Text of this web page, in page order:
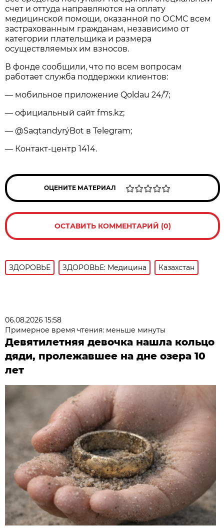
счет и оттуда направляются на оплату
медицинской помощи, оказанной по ОСМС всем
застрахованным гражданам, независимо от
категории плательщика и размера
осуществляемых им взносов.
В фонде сообщили, что по всем вопросам
работает служба поддержки клиентов:
— мобильное приложение Qoldau 24/7;
— официальный сайт fms.kz;
— @SaqtandyrýBot в Telegram;
— Контакт-центр 1414.
ОЦЕНИТЕ МАТЕРИАЛ
ОСТАВИТЬ КОММЕНТАРИЙ (0)
ЗДОРОВЬЕ ЗДОРОВЬЕ: Медицина Казахстан
06.08.2026 15:58
Примерное время чтения: меньше минуты
Девятилетняя девочка нашла кольцо
дяди, пролежавшее на дне озера 10
лет